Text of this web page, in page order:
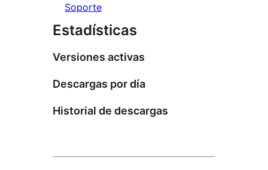
Soporte
Estadísticas
Versiones activas
Descargas por día
Historial de descargas